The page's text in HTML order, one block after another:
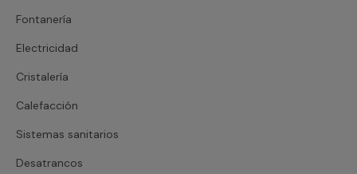
Fontanería
Electricidad
Cristalería
Calefacción
Sistemas sanitarios
Desatrancos